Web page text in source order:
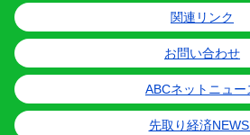
関連リンク
お問い合わせ
ABCネットニュー
先取り経済